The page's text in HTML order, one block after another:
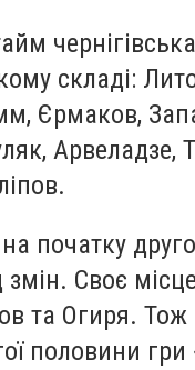
складі:
Єрмаков,
Арвеладзе,
початку
змін. Своє
та Огиря. Тож
половини гри